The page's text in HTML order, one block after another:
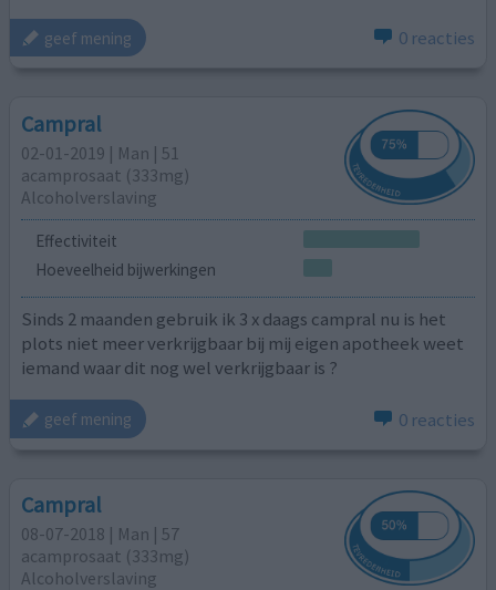
geef mening 0 reacties
Campral
02-01-2019 | Man | 51
acamprosaat (333mg)
Alcoholverslaving
Effectiviteit
Hoeveelheid bijwerkingen
Sinds 2 maanden gebruik ik 3 x daags campral nu is het
plots niet meer verkrijgbaar bij mij eigen apotheek weet
iemand waar dit nog wel verkrijgbaar is ?
geef mening 0 reacties
Campral
08-07-2018 | Man | 57
acamprosaat (333mg)
Alcoholverslaving